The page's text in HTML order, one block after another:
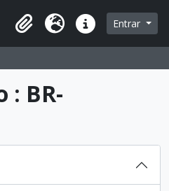
Área de transferência
Idioma Ligações rápidas
Entrar
: BR-